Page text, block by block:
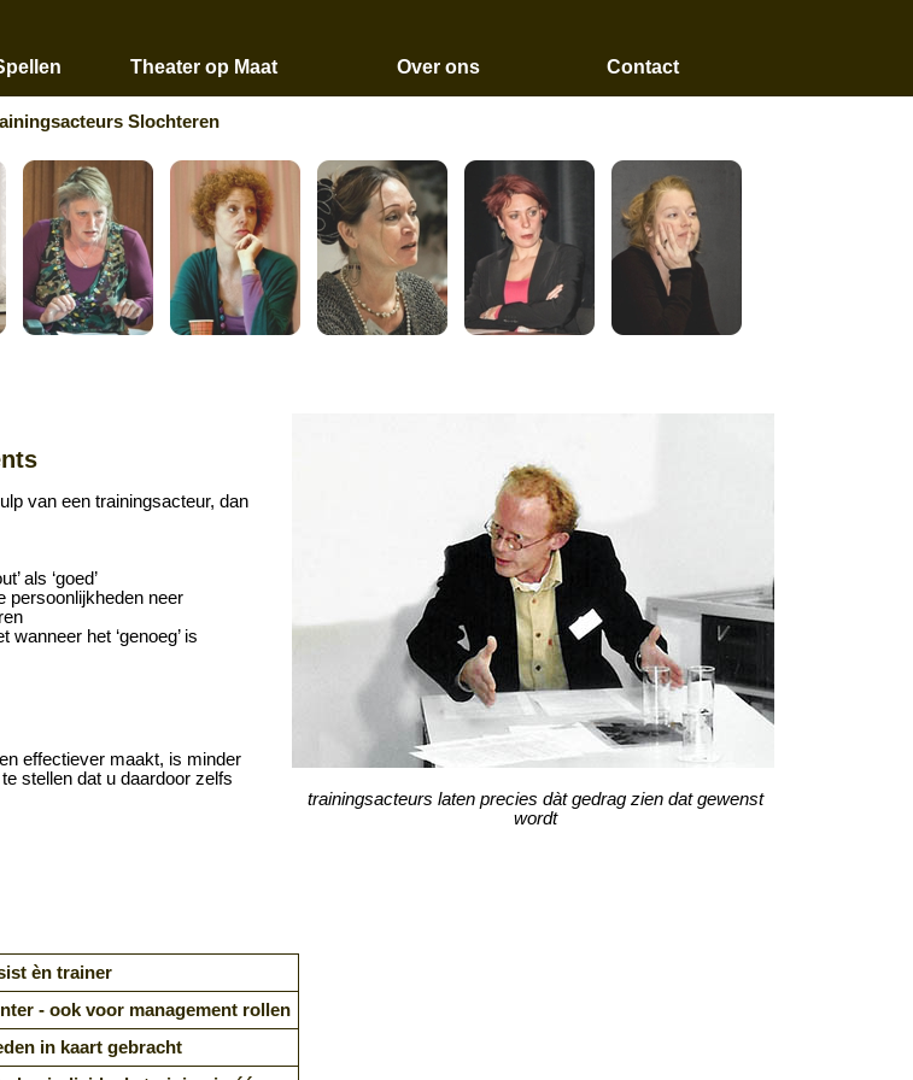
Theater op Maat Over ons Contact
Slochteren
trainingsacteurs laten precies dàt gedrag zien dat gewenst
wordt
van een trainingsacteur, dan
als ‘goed’
persoonlijkheden neer
het ‘genoeg’ is
effectiever maakt, is minder
stellen dat u daardoor zelfs
èn trainer
- ook voor management rollen
in kaart gebracht